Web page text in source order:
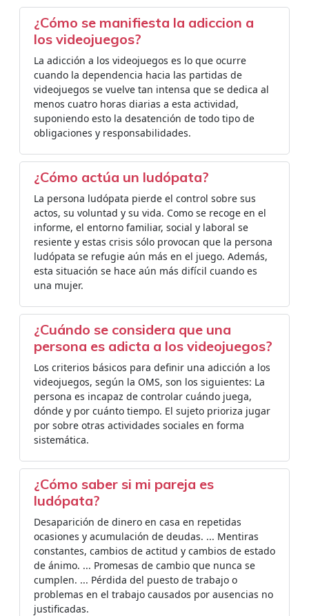
¿Cómo se manifiesta la adiccion a
los videojuegos?
La adicción a los videojuegos es lo que ocurre
cuando la dependencia hacia las partidas de
videojuegos se vuelve tan intensa que se dedica al
menos cuatro horas diarias a esta actividad,
suponiendo esto la desatención de todo tipo de
obligaciones y responsabilidades.
¿Cómo actúa un ludópata?
La persona ludópata pierde el control sobre sus
actos, su voluntad y su vida. Como se recoge en el
informe, el entorno familiar, social y laboral se
resiente y estas crisis sólo provocan que la persona
ludópata se refugie aún más en el juego. Además,
esta situación se hace aún más difícil cuando es
una mujer.
¿Cuándo se considera que una
persona es adicta a los videojuegos?
Los criterios básicos para definir una adicción a los
videojuegos,​ según la OMS, son los siguientes: La
persona es incapaz de controlar cuándo juega,
dónde y por cuánto tiempo. El sujeto prioriza jugar
por sobre otras actividades sociales en forma
sistemática.
¿Cómo saber si mi pareja es
ludópata?
Desaparición de dinero en casa en repetidas
ocasiones y acumulación de deudas. ... Mentiras
constantes, cambios de actitud y cambios de estado
de ánimo. ... Promesas de cambio que nunca se
cumplen. ... Pérdida del puesto de trabajo o
problemas en el trabajo causados por ausencias no
justificadas.